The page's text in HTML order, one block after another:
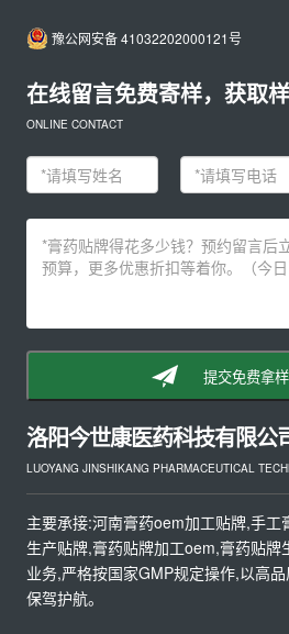
豫公网安备 41032202000121号
在线留言免费寄样，获取
ONLINE CONTACT
提交免费拿样
洛阳今世康医药科技有限公
LUOYANG JINSHIKANG PHARMACEUTICAL
主要承接:河南膏药oem加工贴牌,手工
生产贴牌,膏药贴牌加工oem,膏药贴
业务,严格按国家GMP规定操作,以高
保驾护航。